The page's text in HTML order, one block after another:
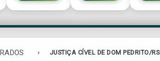
JUSTIÇA CÍVEL DE DOM PEDRITO/RS